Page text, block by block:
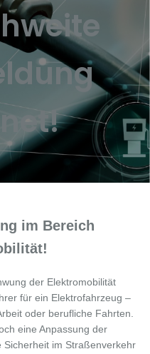
im Bereich
der Elektromobilität
für ein Elektrofahrzeug –
oder berufliche Fahrten.
eine Anpassung der
im Straßenverkehr